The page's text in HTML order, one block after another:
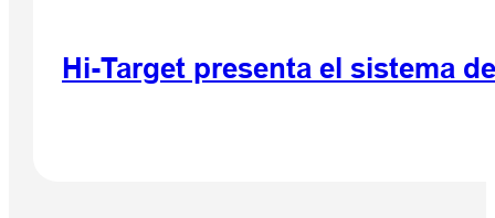
Hi-Target presenta el sistema